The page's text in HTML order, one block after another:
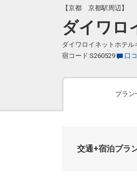
【京都 京都駅周辺】
ダイワロ
ダイワロイネットホテ
宿コード:S260529
口
プラン
交通+宿泊プラ